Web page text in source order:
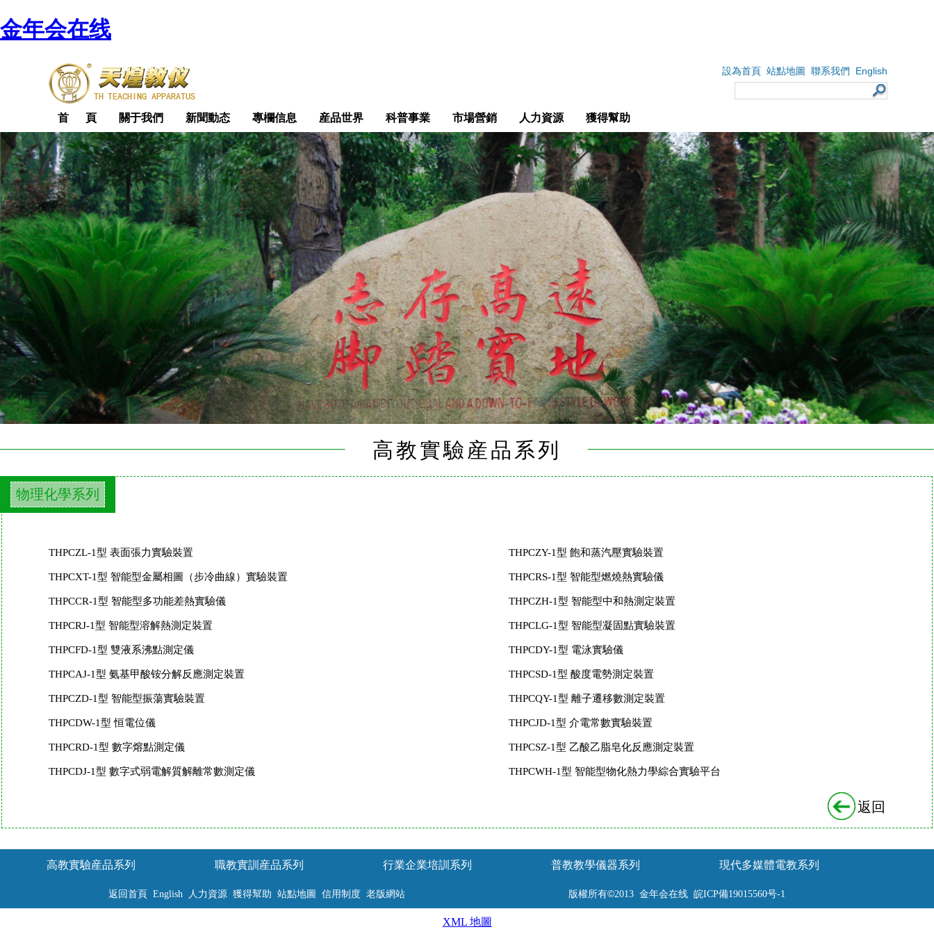
金年会在线
設為首頁 站點地圖 聯系我們 English
首 頁 關于我們 新聞動态 專欄信息 産品世界 科普事業 市場營銷 人力資源 獲得幫助
高教實驗産品系列
物理化學系列
THPCZL-1型 表面張力實驗裝置 THPCZY-1型 飽和蒸汽壓實驗裝置
THPCXT-1型 智能型金屬相圖（步冷曲線）實驗裝置 THPCRS-1型 智能型燃燒熱實驗儀
THPCCR-1型 智能型多功能差熱實驗儀 THPCZH-1型 智能型中和熱測定裝置
THPCRJ-1型 智能型溶解熱測定裝置 THPCLG-1型 智能型凝固點實驗裝置
THPCFD-1型 雙液系沸點測定儀 THPCDY-1型 電泳實驗儀
THPCAJ-1型 氨基甲酸铵分解反應測定裝置 THPCSD-1型 酸度電勢測定裝置
THPCZD-1型 智能型振蕩實驗裝置 THPCQY-1型 離子遷移數測定裝置
THPCDW-1型 恒電位儀 THPCJD-1型 介電常數實驗裝置
THPCRD-1型 數字熔點測定儀 THPCSZ-1型 乙酸乙脂皂化反應測定裝置
THPCDJ-1型 數字式弱電解質解離常數測定儀 THPCWH-1型 智能型物化熱力學綜合實驗平台
返回
高教實驗産品系列 職教實訓産品系列 行業企業培訓系列 普教教學儀器系列 現代多媒體電教系列
返回首頁 English 人力資源 獲得幫助 站點地圖 信用制度 老版網站 版權所有©2013 金年会在线皖ICP備19015560号-1
XML 地圖